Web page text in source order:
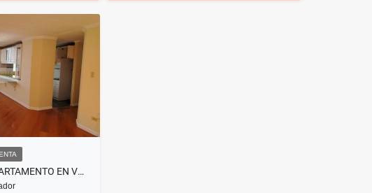
SANTA LUCIA, DEPARTAMENTO EN VENTA, 93M2